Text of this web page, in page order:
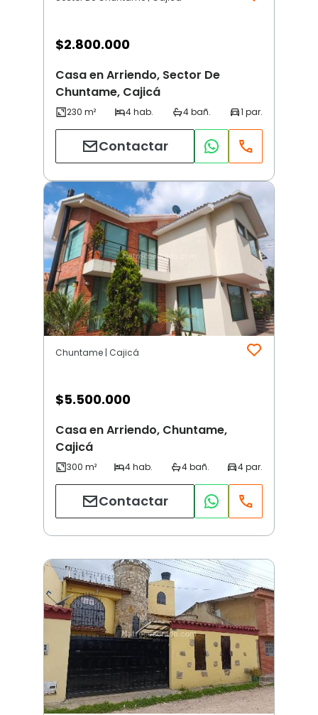
$2.800.000
Casa en Arriendo, Sector De
Chuntame, Cajicá
Contactar
Chuntame | Cajicá
$5.500.000
Casa en Arriendo, Chuntame,
Cajicá
Contactar